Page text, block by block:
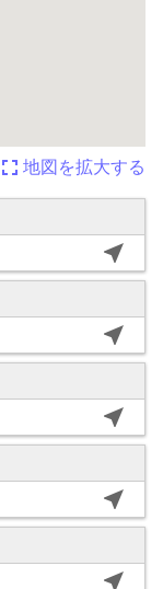
fullscreen 地図を拡大する
near_me
near_me
near_me
near_me
near_me